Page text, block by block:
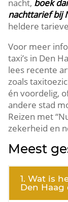
nacht, boek
nachttarief bij
heldere
Voor meer
taxi’s in Den
lees recente
zoals
én voordelig,
andere stad
Reizen met
zekerheid en
Meest
1. Wat is
Den